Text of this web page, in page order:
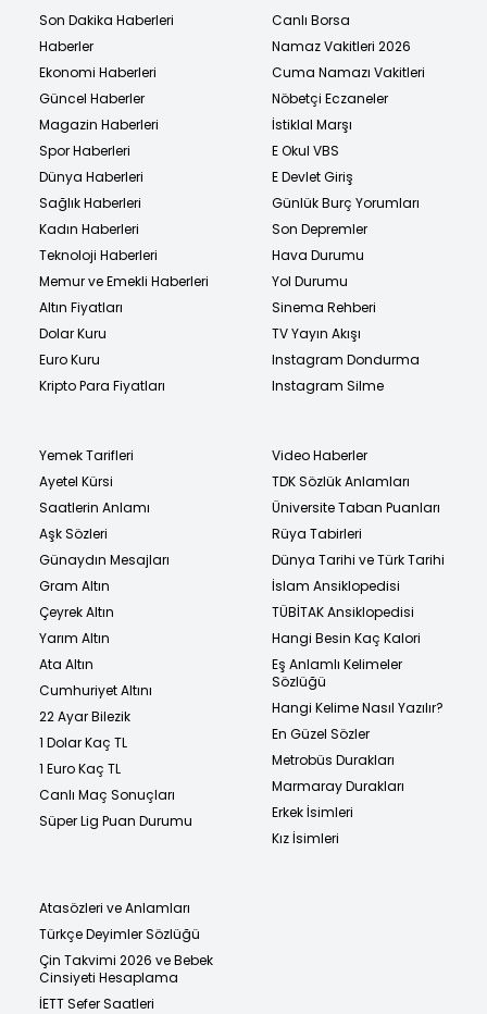
Son Dakika Haberleri
Haberler
Ekonomi Haberleri
Güncel Haberler
Magazin Haberleri
Spor Haberleri
Dünya Haberleri
Sağlık Haberleri
Kadın Haberleri
Teknoloji Haberleri
Memur ve Emekli Haberleri
Altın Fiyatları
Dolar Kuru
Euro Kuru
Kripto Para Fiyatları
Canlı Borsa
Namaz Vakitleri 2026
Cuma Namazı Vakitleri
Nöbetçi Eczaneler
İstiklal Marşı
E Okul VBS
E Devlet Giriş
Günlük Burç Yorumları
Son Depremler
Hava Durumu
Yol Durumu
Sinema Rehberi
TV Yayın Akışı
Instagram Dondurma
Instagram Silme
Yemek Tarifleri
Ayetel Kürsi
Saatlerin Anlamı
Aşk Sözleri
Günaydın Mesajları
Gram Altın
Çeyrek Altın
Yarım Altın
Ata Altın
Cumhuriyet Altını
22 Ayar Bilezik
1 Dolar Kaç TL
1 Euro Kaç TL
Canlı Maç Sonuçları
Süper Lig Puan Durumu
Video Haberler
TDK Sözlük Anlamları
Üniversite Taban Puanları
Rüya Tabirleri
Dünya Tarihi ve Türk Tarihi
İslam Ansiklopedisi
TÜBİTAK Ansiklopedisi
Hangi Besin Kaç Kalori
Eş Anlamlı Kelimeler
Sözlüğü
Hangi Kelime Nasıl Yazılır?
En Güzel Sözler
Metrobüs Durakları
Marmaray Durakları
Erkek İsimleri
Kız İsimleri
Atasözleri ve Anlamları
Türkçe Deyimler Sözlüğü
Çin Takvimi 2026 ve Bebek
Cinsiyeti Hesaplama
İETT Sefer Saatleri